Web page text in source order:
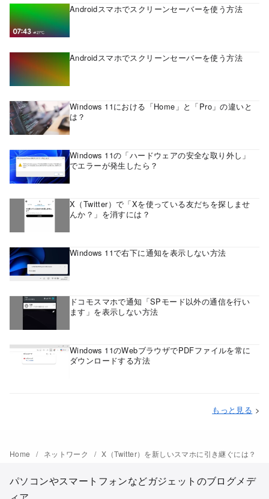
Androidスマホでスクリーンセーバーを使う方法
Androidスマホでスクリーンセーバーを使う方法
Windows 11における「Home」と「Pro」の違いと
は？
Windows 11の「ハードウェアの安全な取り外し」
でエラーが発生したら？
X（Twitter）で「Xを使っている友だちを探しませ
んか？」を消すには？
Windows 11で右下に通知を表示しない方法
ドコモスマホで通知「SPモード以外の通信を行い
ます」を表示しない方法
Windows 11のWebブラウザでPDFファイルを常に
ダウンロードする方法
もっと見る >
Home ネットワーク X（Twitter）を新しいスマホに引き継ぐには？
パソコンやスマートフォンなどガジェットのブログメデ